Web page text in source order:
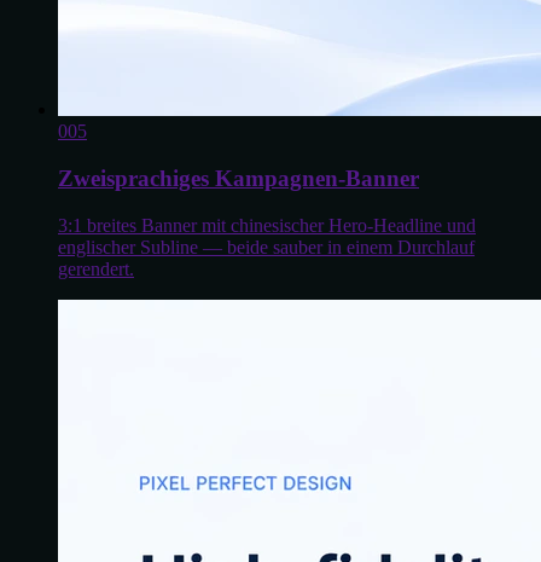
005
Zweisprachiges Kampagnen-Banner
3:1 breites Banner mit chinesischer Hero-Headline und
englischer Subline — beide sauber in einem Durchlauf
gerendert.